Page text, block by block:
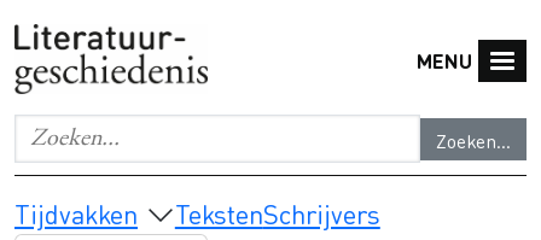
MENU
Zoeken...
Geef de woorden op waar je naar wilt zoeken.
Main navigation
Tijdvakken TekstenSchrijvers